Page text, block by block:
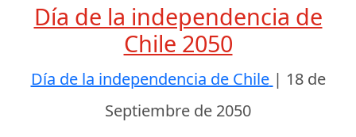
Día de la independencia de
Chile 2050
Día de la independencia de Chile | 18 de
Septiembre de 2050